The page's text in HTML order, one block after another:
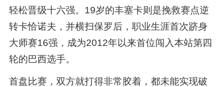
轻松晋级十六强。19岁的丰塞卡则是挽救赛点逆
转卡恰诺夫，并横扫保罗后，职业生涯首次跻身
大师赛16强，成为2012年以来首位闯入本站第四
轮的巴西选手。
首盘比赛，双方就打得非常胶着，都未能实现破